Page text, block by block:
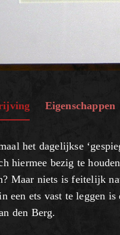
Eigenschappen
het dagelijkse
hiermee bezig te
Maar niets is feitelijk
een ets vast te leggen
den Berg.